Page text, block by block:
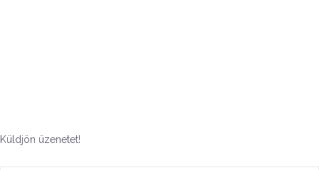
Küldjön üzenetet!